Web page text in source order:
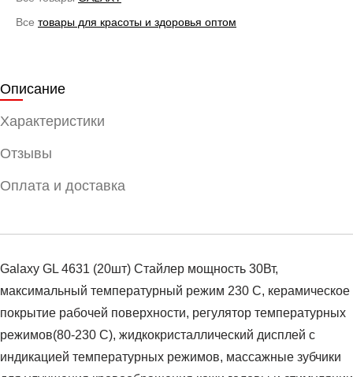
Все товары для красоты и здоровья оптом
Описание
Характеристики
Отзывы
Оплата и доставка
Galaxy GL 4631 (20шт) Стайлер мощность 30Вт,
максимальный температурный режим 230 С, керамическое
покрытие рабочей поверхности, регулятор температурных
режимов(80-230 С), жидкокристаллический дисплей с
индикацией температурных режимов, массажные зубчики